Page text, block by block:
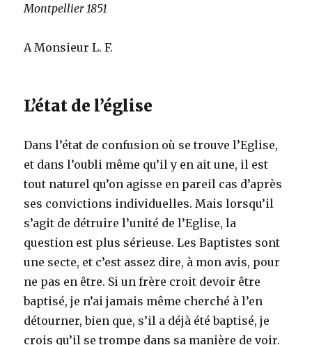
Montpellier 1851
A Monsieur L. F.
L’état de l’église
Dans l’état de confusion où se trouve l’Eglise,
et dans l’oubli même qu’il y en ait une, il est
tout naturel qu’on agisse en pareil cas d’après
ses convictions individuelles. Mais lorsqu’il
s’agit de détruire l’unité de l’Eglise, la
question est plus sérieuse. Les Baptistes sont
une secte, et c’est assez dire, à mon avis, pour
ne pas en être. Si un frère croit devoir être
baptisé, je n’ai jamais même cherché à l’en
détourner, bien que, s’il a déjà été baptisé, je
crois qu’il se trompe dans sa manière de voir.